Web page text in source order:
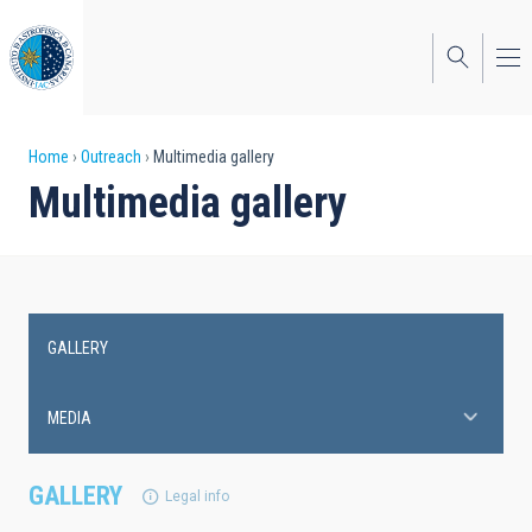
to
main
content
Breadcrumb
Home Outreach Multimedia gallery
Multimedia gallery
GALLERY Legal info
navigation
GALLERY
MEDIA